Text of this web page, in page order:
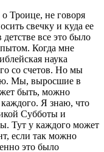
Троице, не говоря
свечку и куда ее
все это было
Когда мне
наука
со счетов. Но мы
Мы, выросшие в
быть, можно
каждого. Я знаю, что
Субботы и
Тут у каждого может
если так можно
это было